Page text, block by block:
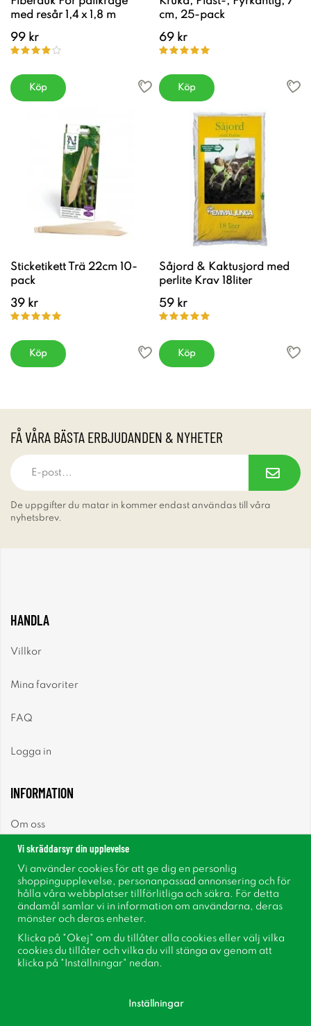
med resår 1,4 x 1,8 m
99 kr
Köp
cm, 25-pack
69 kr
Köp
Sticketikett Trä 22cm 10-
pack
39 kr
Köp
Såjord & Kaktusjord med
perlite Krav 18liter
59 kr
Köp
FÅ VÅRA BÄSTA ERBJUDANDEN & NYHETER
De uppgifter du matar in kommer endast användas till våra
nyhetsbrev.
HANDLA
Villkor
Mina favoriter
FAQ
Logga in
INFORMATION
Om oss
Nyhetsbrev
Om cookies
Inspiration
Vi skräddarsyr din upplevelse
Vi använder cookies för att ge dig en personlig
shoppingupplevelse, personanpassad annonsering och för
hålla våra webbplatser tillförlitliga och säkra. För detta
ändamål samlar vi in information om användarna, deras
mönster och deras enheter.
Klicka på "Okej" om du tillåter alla cookies eller välj vilka
cookies du tillåter och vilka du vill stänga av genom att
klicka på "Inställningar" nedan.
Inställningar